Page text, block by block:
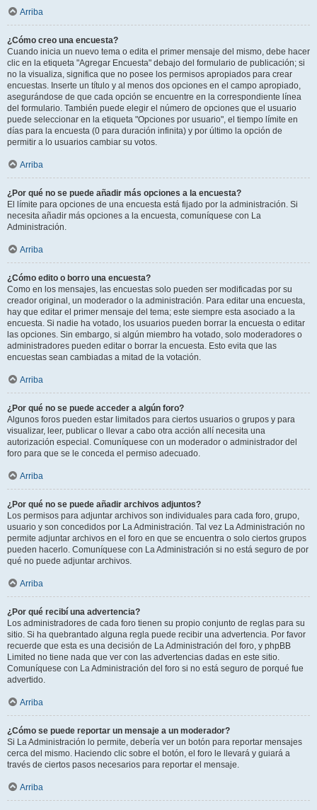
Arriba
¿Cómo creo una encuesta?
Cuando inicia un nuevo tema o edita el primer mensaje del mismo, debe hacer
clic en la etiqueta "Agregar Encuesta" debajo del formulario de publicación; si
no la visualiza, significa que no posee los permisos apropiados para crear
encuestas. Inserte un título y al menos dos opciones en el campo apropiado,
asegurándose de que cada opción se encuentre en la correspondiente línea
del formulario. También puede elegir el número de opciones que el usuario
puede seleccionar en la etiqueta "Opciones por usuario", el tiempo límite en
días para la encuesta (0 para duración infinita) y por último la opción de
permitir a lo usuarios cambiar su votos.
Arriba
¿Por qué no se puede añadir más opciones a la encuesta?
El límite para opciones de una encuesta está fijado por la administración. Si
necesita añadir más opciones a la encuesta, comuníquese con La
Administración.
Arriba
¿Cómo edito o borro una encuesta?
Como en los mensajes, las encuestas solo pueden ser modificadas por su
creador original, un moderador o la administración. Para editar una encuesta,
hay que editar el primer mensaje del tema; este siempre esta asociado a la
encuesta. Si nadie ha votado, los usuarios pueden borrar la encuesta o editar
las opciones. Sin embargo, si algún miembro ha votado, solo moderadores o
administradores pueden editar o borrar la encuesta. Esto evita que las
encuestas sean cambiadas a mitad de la votación.
Arriba
¿Por qué no se puede acceder a algún foro?
Algunos foros pueden estar limitados para ciertos usuarios o grupos y para
visualizar, leer, publicar o llevar a cabo otra acción allí necesita una
autorización especial. Comuníquese con un moderador o administrador del
foro para que se le conceda el permiso adecuado.
Arriba
¿Por qué no se puede añadir archivos adjuntos?
Los permisos para adjuntar archivos son individuales para cada foro, grupo,
usuario y son concedidos por La Administración. Tal vez La Administración no
permite adjuntar archivos en el foro en que se encuentra o solo ciertos grupos
pueden hacerlo. Comuníquese con La Administración si no está seguro de por
qué no puede adjuntar archivos.
Arriba
¿Por qué recibí una advertencia?
Los administradores de cada foro tienen su propio conjunto de reglas para su
sitio. Si ha quebrantado alguna regla puede recibir una advertencia. Por favor
recuerde que esta es una decisión de La Administración del foro, y phpBB
Limited no tiene nada que ver con las advertencias dadas en este sitio.
Comuníquese con La Administración del foro si no está seguro de porqué fue
advertido.
Arriba
¿Cómo se puede reportar un mensaje a un moderador?
Si La Administración lo permite, debería ver un botón para reportar mensajes
cerca del mismo. Haciendo clic sobre el botón, el foro le llevará y guiará a
través de ciertos pasos necesarios para reportar el mensaje.
Arriba